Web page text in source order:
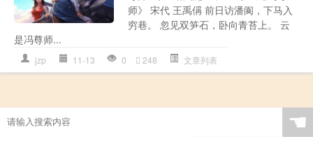
师》 宋代 王禹偁 前日访潘阆，下马入
穷巷。 忽见双笋石，卧向青苔上。 云
是冯尊师...
jzp 11-13 0 248 文章列表
☚